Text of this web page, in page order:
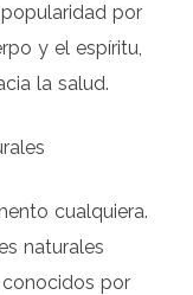
por
y el espíritu,
la salud.
cualquiera.
naturales
por